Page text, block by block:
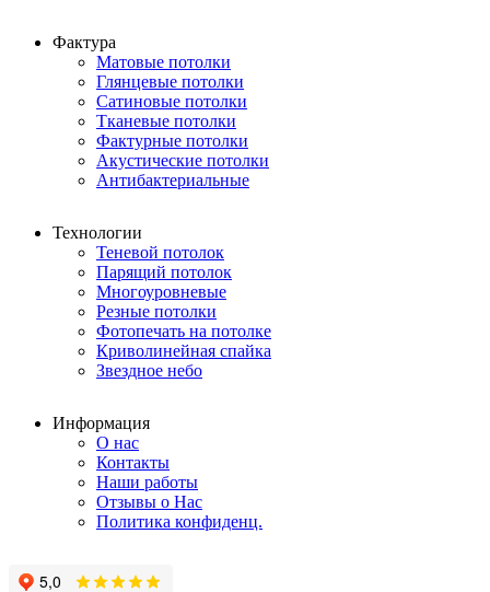
Фактура
Матовые потолки
Глянцевые потолки
Сатиновые потолки
Тканевые потолки
Фактурные потолки
Акустические потолки
Антибактериальные
Технологии
Теневой потолок
Парящий потолок
Многоуровневые
Резные потолки
Фотопечать на потолке
Криволинейная спайка
Звездное небо
Информация
О нас
Контакты
Наши работы
Отзывы о Нас
Политика конфиденц.